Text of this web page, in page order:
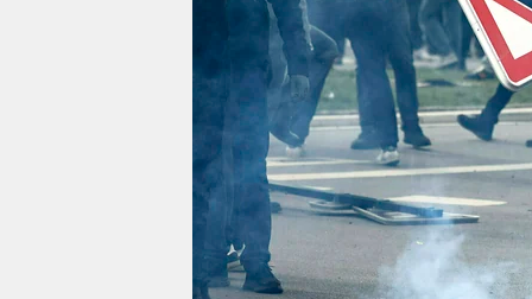
veranstaltungen
shop
fragen & hilfe
unterstützen
abo